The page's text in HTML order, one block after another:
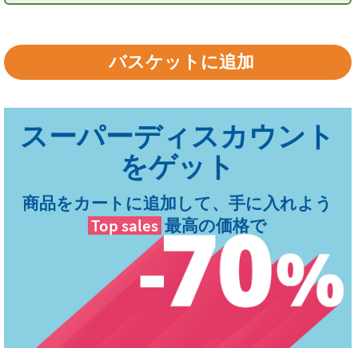
商品をカートに追加して、手に入れよう
Top sales 最高の価格で